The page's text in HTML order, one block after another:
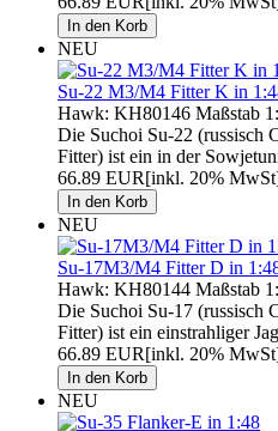
NEU
Su-22 M3/M4 Fitter K in
Hawk: KH80146 Maßstab
Die Suchoi Su-22 (russisch
Fitter) ist ein in der
66.89 EUR[inkl. 20%
NEU
Su-17M3/M4 Fitter D in
Hawk: KH80144 Maßstab
Die Suchoi Su-17 (russisch
Fitter) ist ein einstrahliger
66.89 EUR[inkl. 20%
NEU